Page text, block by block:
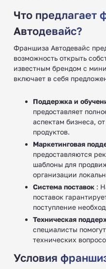
Что предлагает
Автодевайс?
Франшиза Автодевайс
возможность открыть
известным брендом с
включает в себя
Поддержка и
предоставляет
аспектам бизнеса,
продуктов.
Маркетинговая
предоставляются
шаблоны для
организации
Система поставок :
поставок
поступление
Техническая
специалисты
технических
Условия